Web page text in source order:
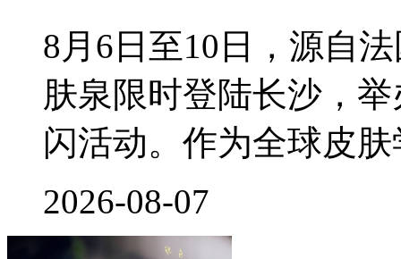
8月6日至10日，源自
肤泉限时登陆长沙，
闪活动。作为全球皮
2026-08-07